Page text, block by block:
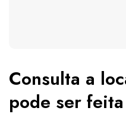
Consulta a
pode ser